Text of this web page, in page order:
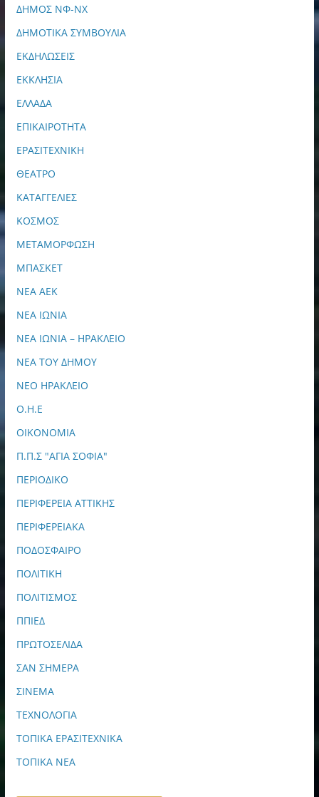
ΔΗΜΟΣ ΝΦ-ΝΧ
ΔΗΜΟΤΙΚΑ ΣΥΜΒΟΥΛΙΑ
ΕΚΔΗΛΩΣΕΙΣ
ΕΚΚΛΗΣΙΑ
ΕΛΛΑΔΑ
ΕΠΙΚΑΙΡΟΤΗΤΑ
ΕΡΑΣΙΤΕΧΝΙΚΗ
ΘΕΑΤΡΟ
ΚΑΤΑΓΓΕΛΙΕΣ
ΚΟΣΜΟΣ
ΜΕΤΑΜΟΡΦΩΣΗ
ΜΠΑΣΚΕΤ
ΝΕΑ ΑΕΚ
ΝΕΑ ΙΩΝΙΑ
ΝΕΑ ΙΩΝΙΑ – ΗΡΑΚΛΕΙΟ
ΝΕΑ ΤΟΥ ΔΗΜΟΥ
ΝΕΟ ΗΡΑΚΛΕΙΟ
Ο.Η.Ε
ΟΙΚΟΝΟΜΙΑ
Π.Π.Σ "ΑΓΙΑ ΣΟΦΙΑ"
ΠΕΡΙΟΔΙΚΟ
ΠΕΡΙΦΕΡΕΙΑ ΑΤΤΙΚΗΣ
ΠΕΡΙΦΕΡΕΙΑΚΑ
ΠΟΔΟΣΦΑΙΡΟ
ΠΟΛΙΤΙΚΗ
ΠΟΛΙΤΙΣΜΟΣ
ΠΠΙΕΔ
ΠΡΩΤΟΣΕΛΙΔΑ
ΣΑΝ ΣΗΜΕΡΑ
ΣΙΝΕΜΑ
ΤΕΧΝΟΛΟΓΙΑ
ΤΟΠΙΚΑ ΕΡΑΣΙΤΕΧΝΙΚΑ
ΤΟΠΙΚΑ ΝΕΑ